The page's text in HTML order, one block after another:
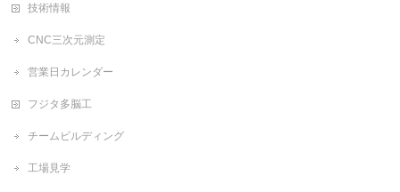
技術情報
CNC三次元測定
営業日カレンダー
フジタ多脳工
チームビルディング
工場見学